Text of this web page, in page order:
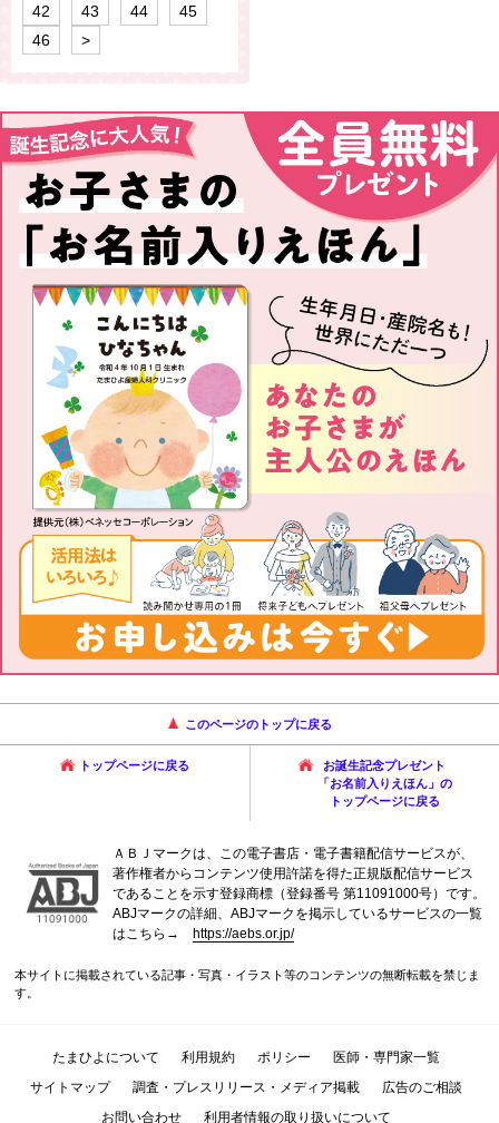
42
43 44
45
46
>
このページのトップに戻る
トップページに戻る
お誕生記念プレゼント
「お名前入りえほん」の
トップページに戻る
ＡＢＪマークは、この電子書店・電子書籍配信サービスが、
著作権者からコンテンツ使用許諾を得た正規版配信サービス
であることを示す登録商標（登録番号 第11091000号）です。
ABJマークの詳細、ABJマークを掲示しているサービスの一覧
はこちら→ https://aebs.or.jp/
本サイトに掲載されている記事・写真・イラスト等のコンテンツの無断転載を禁じま
す。
たまひよについて 利用規約 ポリシー
医師・専門家一覧
サイトマップ
調査・プレスリリース・メディア掲載
広告のご相談
お問い合わせ
利用者情報の取り扱いについて